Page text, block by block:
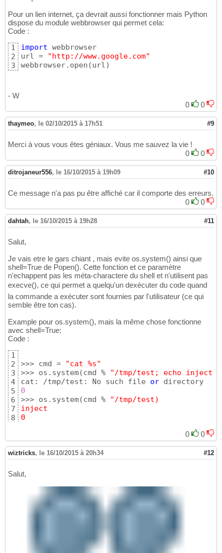
Pour un lien internet, ça devrait aussi fonctionner mais Python
dispose du module webbrowser qui permet cela:
Code :
1
2
3
import webbrowser
url =
"http://www.google.com"
webbrowser.open (url)
- W
0
0
thaymeo, le 02/10/2015 à 17h51 #9
Merci à vous vous êtes géniaux. Vous me sauvez la vie !
0
0
ditrojaneur556, le 16/10/2015 à 19h09 #10
Ce message n'a pas pu être affiché car il comporte des erreurs.
0
0
dahtah, le 16/10/2015 à 19h28 #11
Salut,
Je vais etre le gars chiant , mais evite os.system() ainsi que
shell=True de Popen(). Cette fonction et ce paramètre
n'echappent pas les méta-charactere du shell et n'utilisent pas
execve(), ce qui permet a quelqu'un dexécuter du code quand
la commande a exécuter sont fournies par l'utilisateur (ce qui
semble être ton cas).
Example pour os.system(), mais la même chose fonctionne
avec shell=True:
Code :
1
2
3
4
5
6
7
8
>>> cmd =
"cat %s"
>>> os.system(cmd %
"/tmp/test; echo inject
cat: /tmp/test: No such file or
0
>>> os.system(cmd %
"/tmp/test)
inject
0
0 0
wiztricks, le 16/10/2015 à 20h34 #12
Salut,